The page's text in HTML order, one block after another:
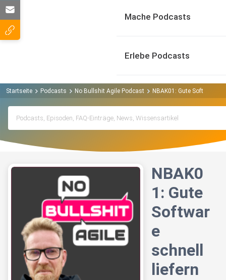
Mache Podcasts
Erlebe Podcasts
Startseite Podcasts No Bullshit Agile Podcast NBAK01: Gute Software
NBAK0
1: Gute
Softwar
e
schnell
liefern